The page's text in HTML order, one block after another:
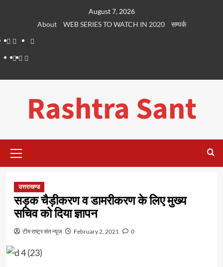
August 7, 2026
About
WEB SERIES TO WATCH IN 2020
सम्पर्क
About
WEB
SERIES
Dehradun
LifePlaces
सम्पर्क
Rashtra Sant
Menu
उत्तराखण्ड
सड़क चैड़ीकरण व डामरीकरण के लिए मुख्य
सचिव को दिया ज्ञापन
टीम राष्ट्र संत न्यूज February 2, 2021 0